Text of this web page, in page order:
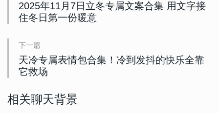
2025年11月7日立冬专属文案合集 用文字接
住冬日第一份暖意
下一篇
天冷专属表情包合集！冷到发抖的快乐全靠
它救场
相关聊天背景